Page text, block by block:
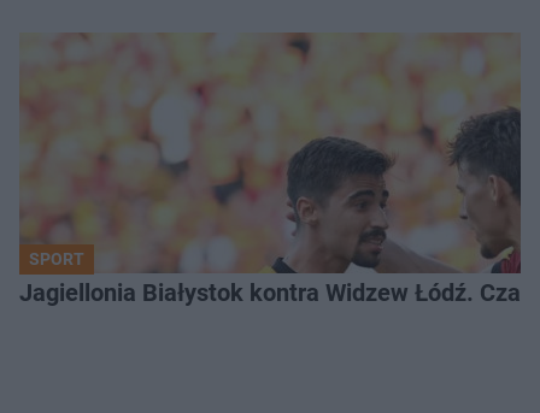
SPORT
Jagiellonia Białystok kontra Widzew Łódź.